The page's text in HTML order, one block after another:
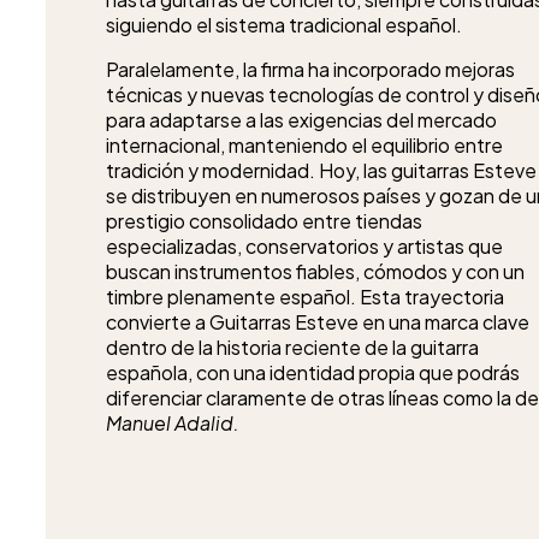
siguiendo el sistema tradicional español.
Paralelamente, la firma ha incorporado mejoras
técnicas y nuevas tecnologías de control y
para adaptarse a las exigencias del mercado
internacional, manteniendo el equilibrio entre
tradición y modernidad. Hoy, las guitarras Esteve
se distribuyen en numerosos países y gozan de
prestigio consolidado entre tiendas
especializadas, conservatorios y artistas que
buscan instrumentos fiables, cómodos y con un
timbre plenamente español. Esta trayectoria
convierte a Guitarras Esteve en una marca clave
dentro de la historia reciente de la guitarra
española, con una identidad propia que podrás
diferenciar claramente de otras líneas como la de
Manuel Adalid.